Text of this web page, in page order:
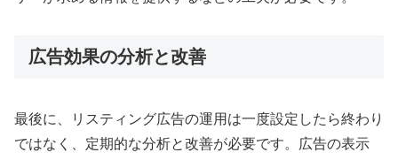
広告効果の分析と改善
最後に、リスティング広告の運用は一度設定したら終わり
ではなく、定期的な分析と改善が必要です。広告の表示